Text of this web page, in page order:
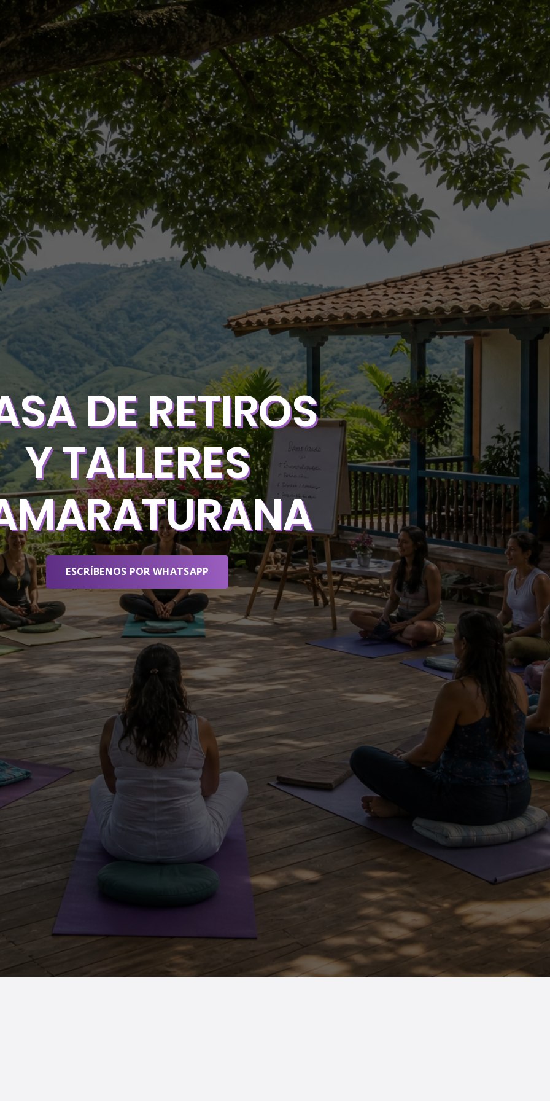
DE RETIROS
Y TALLERES
ESCRÍBENOS POR WHATSAPP
Información legal
POLÍTICA DE PRIVACIDAD
Diseño y hosting
www.Hostmultitecno.com
Derechos reservados
© 2015. Todos los derechos reservados Jamaraturana. Está
prohibida la reproducción parcial o total de los textos, fotos,
imágenes, vídeos y cualquier otro material sin la previa
autorización por escrito de Jamaraturana.
Jamaraturana · Un estilo de vida que se vive desde tu interior